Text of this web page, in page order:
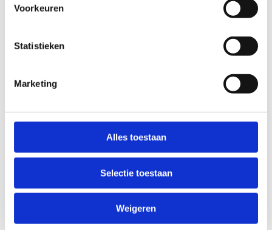
Voorkeuren
Statistieken
Marketing
Alles toestaan
Selectie toestaan
Weigeren
Koppel je acties aan een
Heb je een aanbod of actie lopen die je breed wil
communiceren? Koppel deze dan aan één van de
actiemomenten zodat je boodschap een nog groter